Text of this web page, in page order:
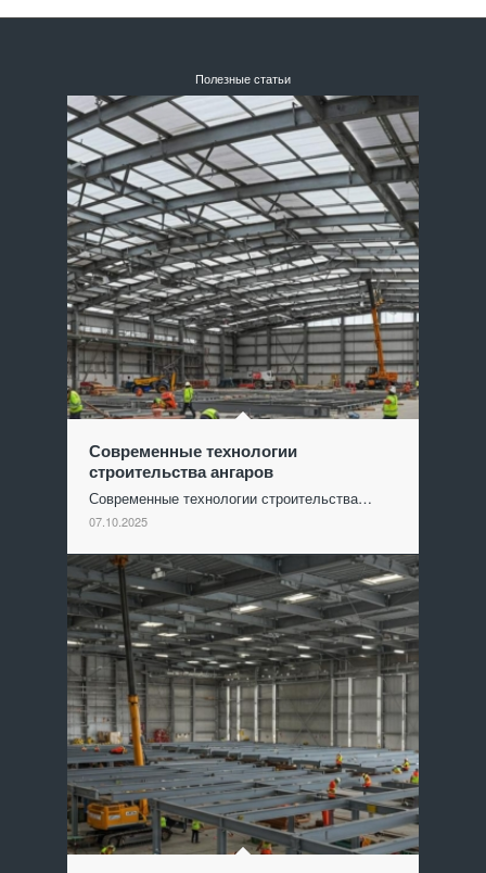
Полезные статьи
Современные технологии
строительства ангаров
Современные технологии строительства…
07.10.2025